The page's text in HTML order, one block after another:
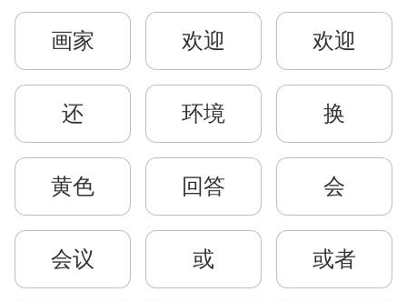
画家 欢迎 欢迎
还 环境 换
黄色 回答 会
会议 或 或者